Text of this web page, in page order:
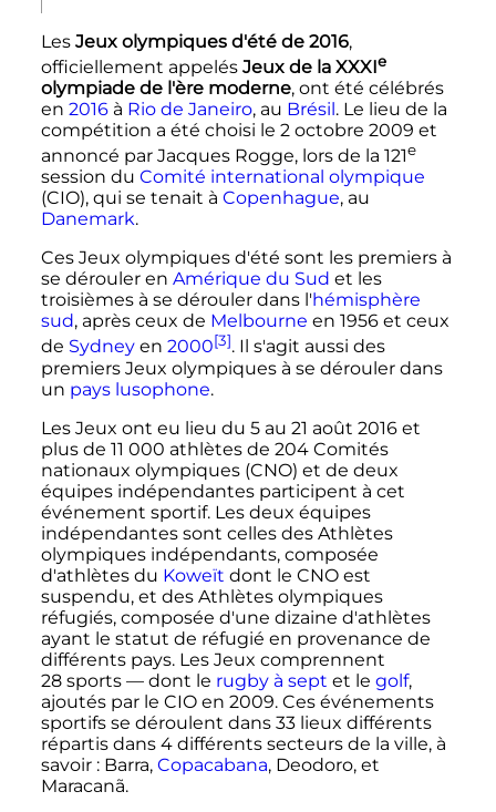
Les Jeux olympiques d'été de 2016,
officiellement appelés Jeux de la XXXIe
olympiade de l'ère moderne, ont été célébrés
en 2016à Rio de Janeiro, au Brésil. Le lieu de la
compétition a été choisi le 2 octobre 2009 et
annoncé par Jacques Rogge, lors de la 121e
session du Comité international olympique
(CIO), qui se tenait à Copenhague, au
Danemark.
Ces Jeux olympiques d'été sont les premiers à
se dérouler en Amérique du Sud et les
troisièmes à se dérouler dans l'hémisphère
sud, après ceux de Melbourne en 1956 et ceux
de Sydneyen 2000[3]. Il s'agit aussi des
premiers Jeux olympiques à se dérouler dans
un pays lusophone.
Les Jeux ont eu lieu du 5 au 21 août 2016et
plus de 11 000 athlètesde 204 Comités
nationaux olympiques (CNO) et de deux
équipes indépendantes participent à cet
événement sportif. Les deux équipes
indépendantes sont celles des Athlètes
olympiques indépendants, composée
d'athlètes du Koweït dont le CNO est
suspendu, et des Athlètes olympiques
réfugiés, composée d'une dizaine d'athlètes
ayant le statut de réfugié en provenance de
différents pays. Les Jeux comprennent
28 sports — dont le rugby à sept et le golf,
ajoutés par le CIO en 2009. Ces événements
sportifs se déroulent dans 33 lieux différents
répartis dans 4 différentssecteurs de la ville, à
savoir : Barra, Copacabana, Deodoro, et
Maracanã.